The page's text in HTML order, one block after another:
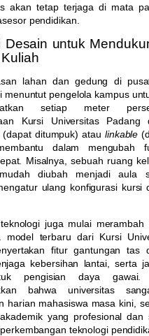
akan tetap terjaga di mata
pendidikan.
Desain untuk
lahan dan gedung di
menuntut pengelola kampus
setiap meter
Kursi Universitas Padang
(dapat ditumpuk) atau linkable
dalam mengubah
Misalnya, sebuah ruang
diubah menjadi aula
ulang konfigurasi kursi
juga mulai merambah
model terbaru dari Kursi
fitur gantungan tas
kebersihan lantai, serta
pengisian daya gawai.
bahwa universitas
harian mahasiswa masa kini,
yang profesional dan
teknologi